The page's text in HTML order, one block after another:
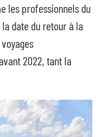
les professionnels du
date du retour à la
2022, tant la